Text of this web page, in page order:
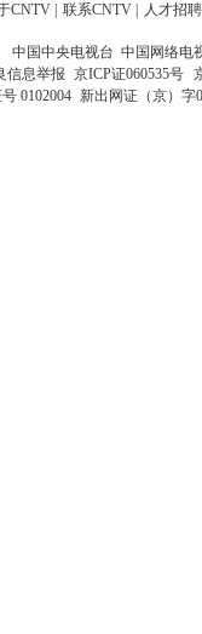
CNTV 联系CNTV 人才招聘
中国中央电视台 中国网络电
信息举报 京ICP证060535号
0102004 新出网证（京）